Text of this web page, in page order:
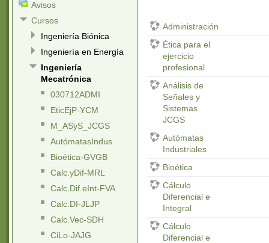
Administración
Ética para el
ejercicio
profesional
Análisis de
Señales y
Sistemas
JCGS
Autómatas
Industriales
Bioética
Cálculo
Diferencial e
Integral
Cálculo
Diferencial e
Avisos
Cursos
Ingeniería Biónica
Ingeniería en Energía
Ingeniería
Mecatrónica
030712ADMI
EticEjP-YCM
M_ASyS_JCGS
AutómatasIndus.
Bioética-GVGB
Calc.yDif-MRL
Calc.Dif.eInt-FVA
Calc.DI-JLJP
Calc.Vec-SDH
CiLo-JAJG